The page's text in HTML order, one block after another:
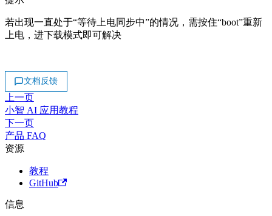
若出现一直处于“等待上电同步中”的情况，需按住“boot”重新
上电，进下载模式即可解决
文档反馈
上一页
小智 AI 应用教程
下一页
产品 FAQ
资源
教程
GitHub
信息